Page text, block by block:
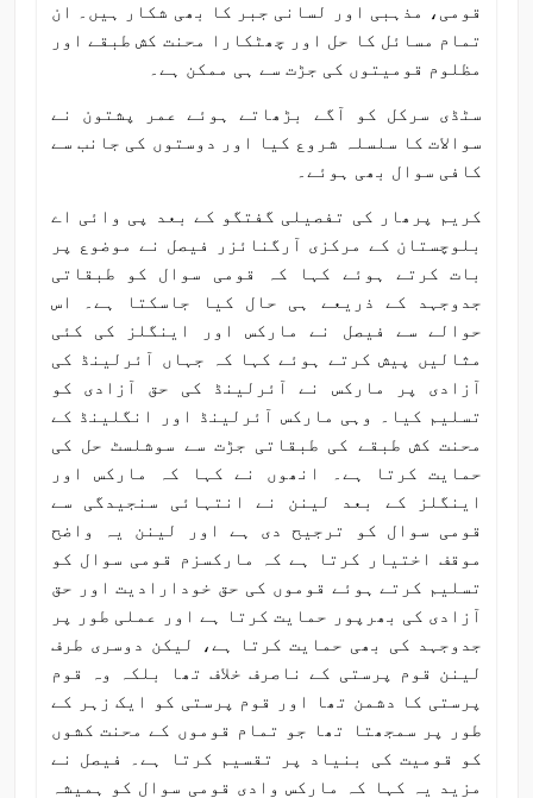
قومی، مذہبی اور لسانی جبر کا بھی شکار ہیں۔ ان
تمام مسائل کا حل اور چھٹکارا محنت کش طبقے اور
مظلوم قومیتوں کی جڑت سے ہی ممکن ہے۔
سٹڈی سرکل کو آگے بڑھاتے ہوئے عمر پشتون نے
سوالات کا سلسلہ شروع کیا اور دوستوں کی جانب سے
کافی سوال بھی ہوئے۔
کریم پرھار کی تفصیلی گفتگو کے بعد پی وائی اے
بلوچستان کے مرکزی آرگنائزر فیصل نے موضوع پر
بات کرتے ہوئے کہا کہ قومی سوال کو طبقاتی
جدوجہد کے ذریعے ہی حال کیا جاسکتا ہے۔ اس
حوالے سے فیصل نے مارکس اور اینگلز کی کئی
مثالیں پیش کرتے ہوئے کہا کہ جہاں آئرلینڈ کی
آزادی پر مارکس نے آئرلینڈ کی حق آزادی کو
تسلیم کیا۔ وہی مارکس آئرلینڈ اور انگلینڈ کے
محنت کش طبقے کی طبقاتی جڑت سے سوشلسٹ حل کی
حمایت کرتا ہے۔ انھوں نے کہا کہ مارکس اور
اینگلز کے بعد لینن نے انتہائی سنجیدگی سے
قومی سوال کو ترجیح دی ہے اور لینن یہ واضح
موقف اختیار کرتا ہے کہ مارکسزم قومی سوال کو
تسلیم کرتے ہوئے قوموں کی حق خودارادیت اور حق
آزادی کی بھرپور حمایت کرتا ہے اور عملی طور پر
جدوجہد کی بھی حمایت کرتا ہے، لیکن دوسری طرف
لینن قوم پرستی کے ناصرف خلاف تھا بلکہ وہ قوم
پرستی کا دشمن تھا اور قوم پرستی کو ایک زہر کے
طور پر سمجھتا تھا جو تمام قوموں کے محنت کشوں
کو قومیت کی بنیاد پر تقسیم کرتا ہے۔ فیصل نے
مزید یہ کہا کہ مارکس وادی قومی سوال کو ہمیشہ